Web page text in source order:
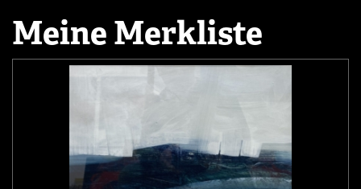
Meine Merkliste